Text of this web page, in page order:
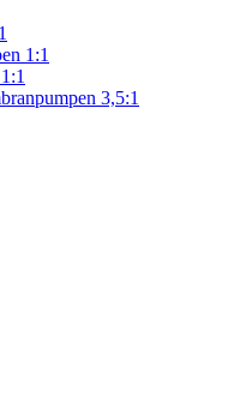
1:1
3,5:1